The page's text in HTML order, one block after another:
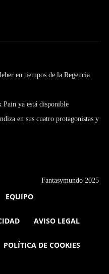
en tiempos de la Regencia
Pain ya está disponible
en sus cuatro protagonistas y
Fantasymundo 2025
EQUIPO
AVISO LEGAL
POLÍTICA DE COOKIES